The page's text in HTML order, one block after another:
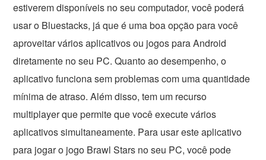
estiverem disponíveis no seu computador, você poderá
usar o Bluestacks, já que é uma boa opção para você
aproveitar vários aplicativos ou jogos para Android
diretamente no seu PC. Quanto ao desempenho, o
aplicativo funciona sem problemas com uma quantidade
mínima de atraso. Além disso, tem um recurso
multiplayer que permite que você execute vários
aplicativos simultaneamente. Para usar este aplicativo
para jogar o jogo Brawl Stars no seu PC, você pode